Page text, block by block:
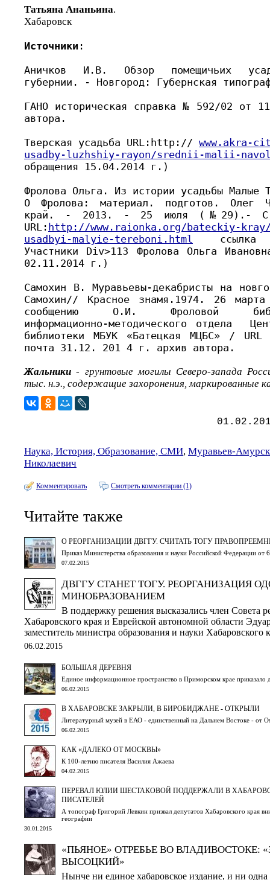
Татьяна Ананьина.
Хабаровск
Источники :
Аничков И.В. Обзор помещичьих
губернии. - Новгород: Губернская
ГАНО историческая справка № 592/02 от
автора.
Тверская усадьба URL:http:// www.akra-
usadby-luzhshiy-rayon/srednii-malii-
обращения 15.04.2014 г.)
Фролова Ольга. Из истории усадьбы
О Фролова: материал. подготов. Олег
край. - 2013. - 25 июля (№29).-
URL: http://www.raionka.org/bateckiy-
usadbyi-malyie-tereboni.html
Участники Div>113 Фролова Ольга
02.11.2014 г.)
Самохин В. Муравьевы-декабристы на
Самохин// Красное знамя.1974. 26
сообщению О.И. Фроловой
информационно-методического отдела
библиотеки МБУК «Батецкая МЦБС» /
почта 31.12. 201 4 г. архив автора.
Жальники- грунтовые могилы Северо-запада
тыс. н.э., содержащие захоронения, маркированные
Наука, История, Образование, СМИ, Муравьев-
Николаевич
Комментировать Смотреть комментарии (1)
Читайте также
О РЕОРГАНИЗАЦИИ ДВГГУ. СЧИТАТЬ ТОГУ
Приказ Министерства образования и науки Российской Федерации
07.02.2015
ДВГГУ СТАНЕТ ТОГУ. РЕОРГАНИЗАЦИЯ
МИНОБРАЗОВАНИЕМ
В поддержку решения высказались член Совета
Хабаровского края и Еврейской автономной области
заместитель министра образования и науки Хабаровского
06.02.2015
БОЛЬШАЯ ДЕРЕВНЯ
Единое информационное пространство в Приморском крае приказало
06.02.2015
В ХАБАРОВСКЕ ЗАКРЫЛИ, В БИРОБИДЖАНЕ - ОТКРЫЛИ
Литературный музей в ЕАО - единственный на Дальнем Востоке - от
06.02.2015
КАК «ДАЛЕКО ОТ МОСКВЫ»
К 100-летию писателя Василия Ажаева
04.02.2015
ПЕРЕВАЛ ЮЛИИ ШЕСТАКОВОЙ ПОДДЕРЖАЛИ В
ПИСАТЕЛЕЙ
А топограф Григорий Левкин призвал депутатов Хабаровского края
географии
30.01.2015
«ПЬЯНОЕ» ОТРЕБЬЕ ВО ВЛАДИВОСТОКЕ:
ВЫСОЦКИЙ»
Нынче ни единое хабаровское издание, и ни одна